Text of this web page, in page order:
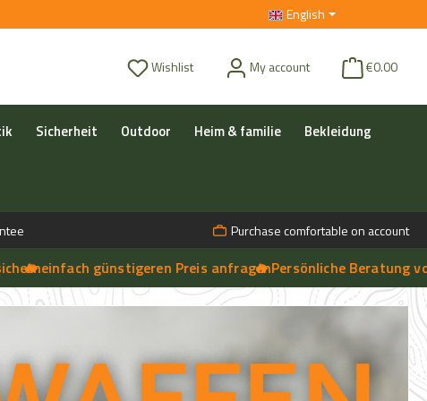
English
WishlistYou have 0 wishlist items
My account €0.00
Sicherheit Outdoor Heim & familie Bekleidung
Purchase comfortable on account
günstigeren Preis anfragen
➔
🔥 Persönliche Beratung vor Ort,
Live-Chat